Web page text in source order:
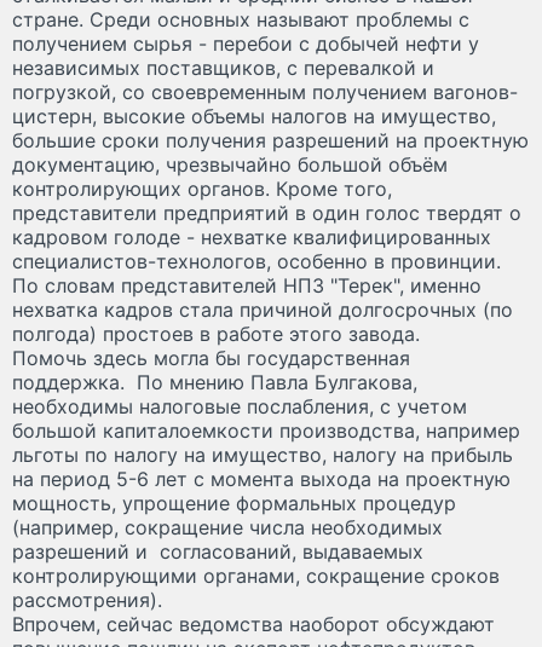
стране. Среди основных называют проблемы с
получением сырья - перебои с добычей нефти у
независимых поставщиков, с перевалкой и
погрузкой, со своевременным получением вагонов-
цистерн, высокие объемы налогов на имущество,
большие сроки получения разрешений на проектную
документацию, чрезвычайно большой объём
контролирующих органов. Кроме того,
представители предприятий в один голос твердят о
кадровом голоде - нехватке квалифицированных
специалистов-технологов, особенно в провинции.
По словам представителей НПЗ "Терек", именно
нехватка кадров стала причиной долгосрочных (по
полгода) простоев в работе этого завода.
Помочь здесь могла бы государственная
поддержка. По мнению Павла Булгакова,
необходимы налоговые послабления, с учетом
большой капиталоемкости производства, например
льготы по налогу на имущество, налогу на прибыль
на период 5-6 лет с момента выхода на проектную
мощность, упрощение формальных процедур
(например, сокращение числа необходимых
разрешений и согласований, выдаваемых
контролирующими органами, сокращение сроков
рассмотрения).
Впрочем, сейчас ведомства наоборот обсуждают